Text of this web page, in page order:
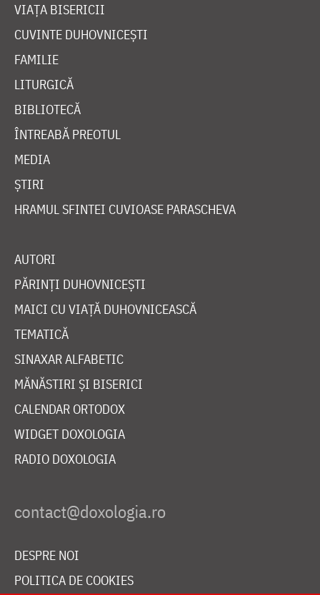
VIAȚA BISERICII
CUVINTE DUHOVNICEȘTI
FAMILIE
LITURGICĂ
BIBLIOTECĂ
ÎNTREABĂ PREOTUL
MEDIA
ȘTIRI
HRAMUL SFINTEI CUVIOASE PARASCHEVA
AUTORI
PĂRINȚI DUHOVNICEȘTI
MAICI CU VIAȚĂ DUHOVNICEASCĂ
TEMATICĂ
SINAXAR ALFABETIC
MĂNĂSTIRI ȘI BISERICI
CALENDAR ORTODOX
WIDGET DOXOLOGIA
RADIO DOXOLOGIA
DESPRE NOI
POLITICA DE COOKIES